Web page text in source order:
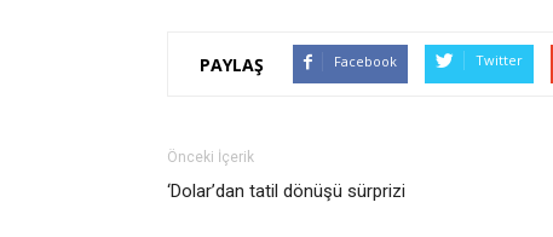
PAYLAŞ Facebook Twitter
Önceki İçerik
‘Dolar’dan tatil dönüşü sürprizi